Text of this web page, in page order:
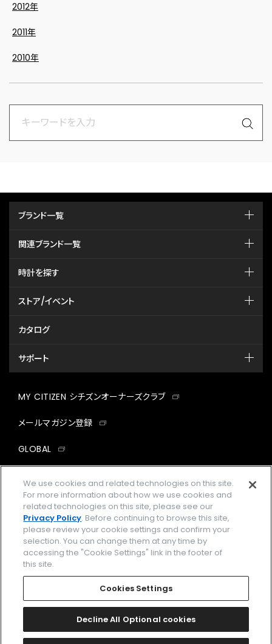
2012年
2011年
2010年
ブランド一覧
関連ブランド一覧
時計を探す
ストア/イベント
カタログ
サポート
MY CITIZEN シチズンオーナーズクラブ
メールマガジン登録
GLOBAL
facebookinstagramtwitter
企業情報 ご利用規約
プライバシーポリシー Cookies Settings
Amazon PayはAmazon.com, Inc.またはその関連会社の商標です。
We use cookies and related technologies on this site.
For more information about how we use cookies and
related technologies on this site, please see our
Privacy Policy. Before continuing to browse this site,
please review your cookie settings and confirm your
selection. You can change them at any time by
accessing the "Cookie Settings" link in the footer of
this site.
Cookies Settings
Decline All Optional cookies